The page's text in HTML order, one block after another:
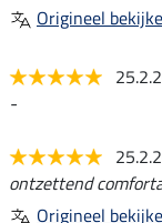
Origineel
-
ontzettend
Origineel